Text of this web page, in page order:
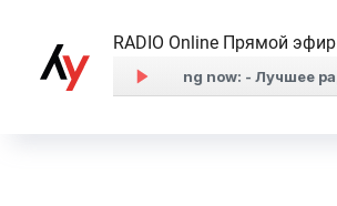
RADIO Online Прямой эфир